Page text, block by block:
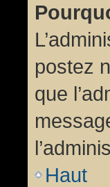
postez
que
Haut